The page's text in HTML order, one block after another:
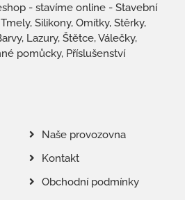
- stavíme online - Stavební
Silikony, Omítky, Stěrky,
Lazury, Štětce, Válečky,
pomůcky, Příslušenství
Naše provozovna
Kontakt
Obchodní podmínky